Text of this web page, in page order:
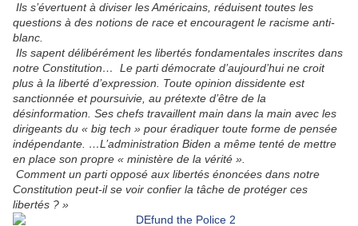
Ils s’évertuent à diviser les Américains, réduisent toutes les
questions à des notions de race et encouragent le racisme anti-
blanc.
Ils sapent délibérément les libertés fondamentales inscrites dans
notre Constitution…
Le parti démocrate d’aujourd’hui ne croit
plus à la liberté d’expression. Toute opinion dissidente est
sanctionnée et poursuivie, au prétexte d’être de la
désinformation. Ses chefs travaillent main dans la main avec les
dirigeants du « big tech » pour éradiquer toute forme de pensée
indépendante. …L’administration Biden a même tenté de mettre
en place son propre « ministère de la vérité ».
Comment un parti opposé aux libertés énoncées dans notre
Constitution peut-il se voir confier la tâche de protéger ces
libertés ? »